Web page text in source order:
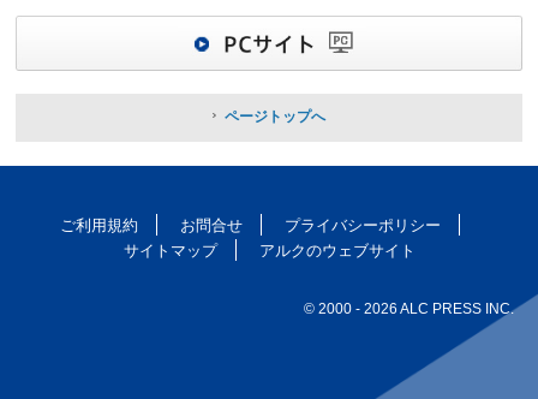
ページトップへ
ご利用規約 お問合せ
プライバシーポリシー
サイトマップ
アルクのウェブサイト
© 2000 - 2026 ALC PRESS INC.